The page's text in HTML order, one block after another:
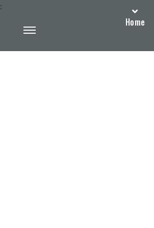
Home
: